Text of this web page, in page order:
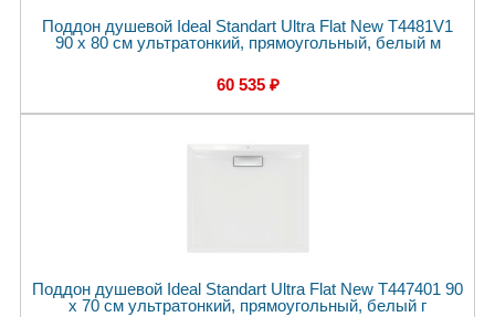
Поддон душевой Ideal Standart Ultra Flat New T4481V1
90 x 80 см ультратонкий, прямоугольный, белый м
60 535 ₽
Поддон душевой Ideal Standart Ultra Flat New T447401 90
x 70 см ультратонкий, прямоугольный, белый г